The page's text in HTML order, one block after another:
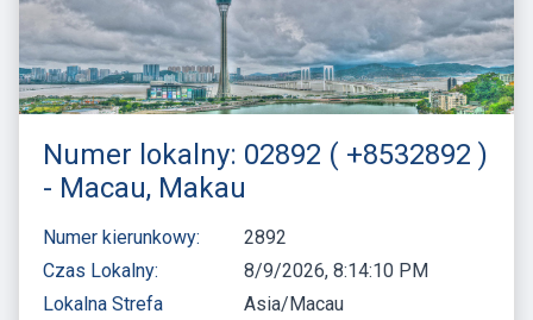
Numer lokalny: 02892 ( +8532892 )
- Macau, Makau
Numer kierunkowy:
2892
Czas Lokalny:
8/9/2026, 8:14:11 PM
Lokalna Strefa
Asia/Macau